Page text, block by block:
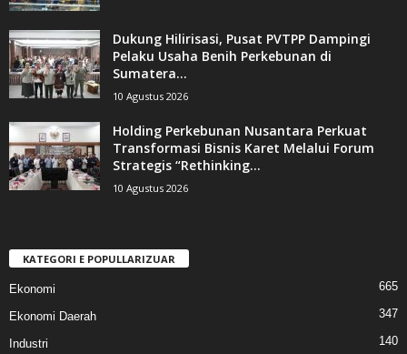
Dukung Hilirisasi, Pusat PVTPP Dampingi
Pelaku Usaha Benih Perkebunan di
Sumatera...
10 Agustus 2026
Holding Perkebunan Nusantara Perkuat
Transformasi Bisnis Karet Melalui Forum
Strategis “Rethinking...
10 Agustus 2026
KATEGORI E POPULLARIZUAR
Ekonomi 665
Ekonomi Daerah 347
Industri 140